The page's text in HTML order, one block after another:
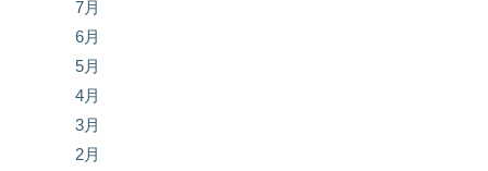
7月
6月
5月
4月
3月
2月